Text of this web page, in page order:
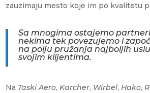
zauzimaju mesto koje im po kvalitetu
Sa mnogima ostajemo
nekima tek povezujemo i
na polju pružanja najboljih
svojim klijentima.
Na TaskiAero,Karcher, Wirbel,Hako,